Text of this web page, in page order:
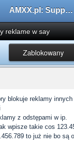
AMXX.pl: Support AMX Mod X i SourceMod
reklame w say
Zablokowany
blokuje reklamy
z odstępami w ip.
wpisze takie cos
to już nie bo są